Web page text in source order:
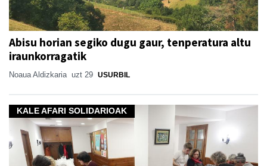
Abisu horian segiko dugu gaur, tenperatura altu
iraunkorragatik
Noaua Aldizkaria uzt 29 USURBIL
KALE AFARI SOLIDARIOAK